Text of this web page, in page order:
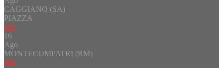
CAGGIANO (SA)
PIAZZA
info
16
Ago
MONTECOMPATRI (RM)
info